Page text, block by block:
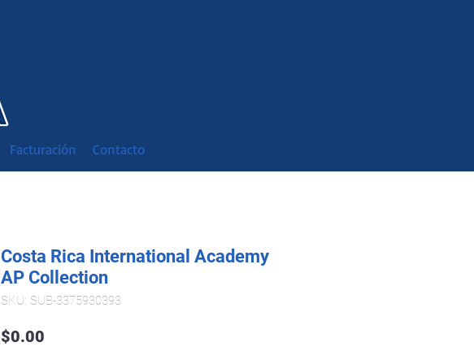
Facturación Contacto
Costa Rica International Academy
AP Collection
SKU: SUB-3375930393
$0.00